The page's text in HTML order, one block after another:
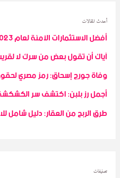
c
h
f
o
r
:
أحدث المقالات
أفضل الاستثمارات الآمنة لعام 2023
آياك أن تقول بعض من سرك لا
وفاة جورج إسحاق: رمز مصري
أجمل رز بلبن: اكتشف سر
طرق الربح من العقار: دليل شامل
تصنيفات